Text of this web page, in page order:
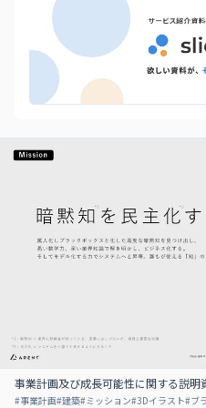
事業計画及び成長可能性に関する説明
#事業計画#建築#ミッション#3Dイラスト#ブ